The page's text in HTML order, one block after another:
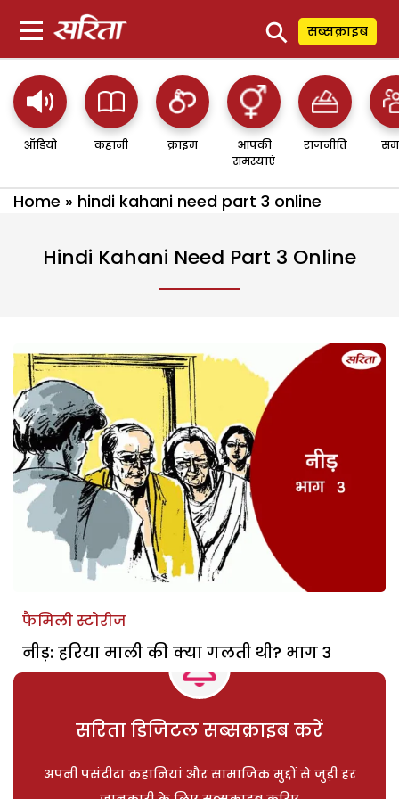
⚲ सब्सक्राइब
ऑडियो कहानी क्राइम
आपकी
समस्याएं
राजनीति
Home » hindi kahani need part 3 online
Hindi Kahani Need Part 3 Online
फैमिली स्टोरीज
नीड़: हरिया माली की क्या गलती थी? भाग 3
सरिता डिजिटल सब्सक्राइब करें
अपनी पसंदीदा कहानियां और सामाजिक मुद्दों से जुड़ी हर